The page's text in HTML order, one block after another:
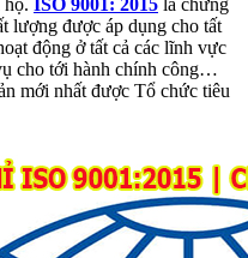
họ. ISO 9001: 2015 là chứng
lượng được áp dụng cho tất
động ở tất cả các lĩnh vực
cho tới hành chính công…
mới nhất được Tổ chức tiêu